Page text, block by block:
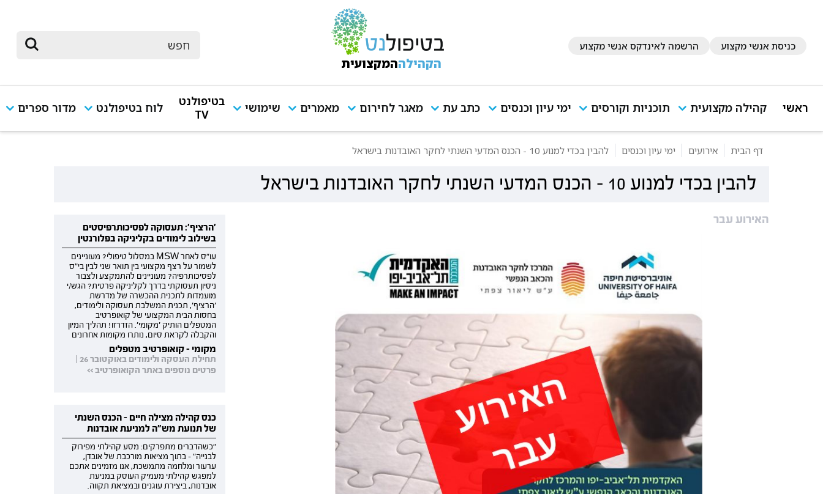
כניסת אנשי מקצוע הרשמה לאינדקס אנשי מקצוע
הקהילההמקצועית
ראשי קהילה מקצועית תוכניות וקורסים ימי עיון וכנסים כתב עת מאגר לחירום מאמרים שימושי
בטיפולנט
TV
לוח בטיפולנט מדור ספרים
דף הבית אירועים ימי עיון וכנסים להבין בכדי למנוע 10 - הכנס המדעי השנתי לחקר האובדנות בישראל
להבין בכדי למנוע 10 - הכנס המדעי השנתי לחקר האובדנות בישראל
האירוע עבר
'הרציף': תעסוקה לפסיכותרפיסטים
בשילוב לימודים בקליניקה בפלורנטין
עו"ס לאחר MSW במסלול טיפולי? מעוניינים
לשמור על רצף מקצועי בין תואר שני לבין בי"ס
לפסיכותרפיה? מעוניינים להתמקצע ולצבור
ניסיון תעסוקתי בדרך לקליניקה פרטית? הגש/י
מועמדות לתכנית ההכשרה של מדרשת
'הרציף', תכנית המשלבת תעסוקה ולימודים,
בחסות הבית המקצועי של קואופרטיב
המטפלים הותיק 'מקומי'. הזדרזו! תהליך המיון
והקבלה לקראת סיום, נותרו מקומות אחרונים
מקומי - קואופרטיב מטפלים
תחילת העסקה ולימודים באוקטובר 26 |
פרטים נוספים באתר הקואופרטיב >>
כנס קהילה מצילה חיים - הכנס השנתי
של תנועת מש"ה למניעת אובדנות
"כשהדברים מתפרקים: מסע קהילתי מפירוק
לבנייה" - בתוך מציאות מורכבת של אובדן,
ערעור ומלחמה מתמשכת, אנו מזמינים אתכם
למפגש קהילתי מעמיק העוסק במניעת
אובדנות, ביצירת עוגנים ובמציאת תקווה.